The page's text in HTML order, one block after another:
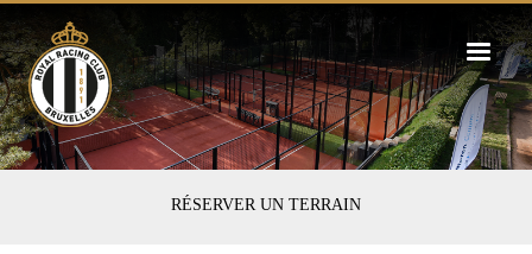
to
main
content
RÉSERVER UN TERRAIN